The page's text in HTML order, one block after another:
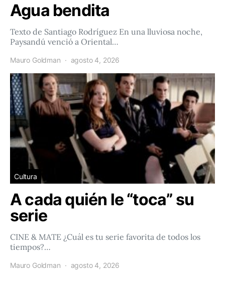
Agua bendita
Texto de Santiago Rodríguez En una lluviosa noche,
Paysandú venció a Oriental…
Mauro Goldman agosto 4, 2026
Cultura
A cada quién le “toca” su
serie
CINE & MATE ¿Cuál es tu serie favorita de todos los
tiempos?…
Mauro Goldman agosto 4, 2026